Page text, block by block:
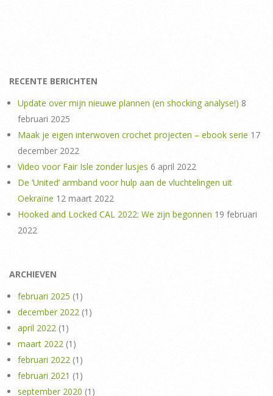
RECENTE BERICHTEN
Update over mijn nieuwe plannen (en shocking analyse!) 8
februari 2025
Maak je eigen interwoven crochet projecten – ebook serie 17
december 2022
Video voor Fair Isle zonder lusjes 6 april 2022
De ‘United’ armband voor hulp aan de vluchtelingen uit
Oekraïne 12 maart 2022
Hooked and Locked CAL 2022: We zijn begonnen 19 februari
2022
ARCHIEVEN
februari 2025 (1)
december 2022 (1)
april 2022 (1)
maart 2022 (1)
februari 2022 (1)
februari 2021 (1)
september 2020 (1)